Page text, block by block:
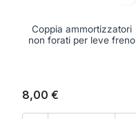
Coppia ammortizzatori
non forati per leve freno
8,00 €